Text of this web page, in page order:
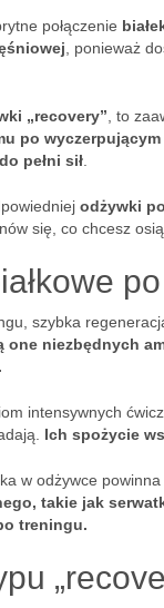
połączenie
, ponieważ
„recovery” , to
po
pełni sił
odżywki
się, co chcesz
szybka
one niezbędnych
intensywnych
Ich spożycie
w odżywce
takie jak
treningu.